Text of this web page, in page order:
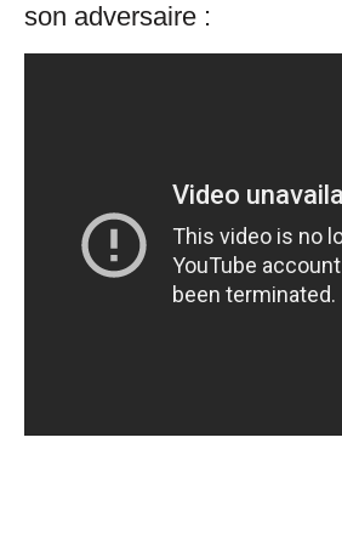
son adversaire :